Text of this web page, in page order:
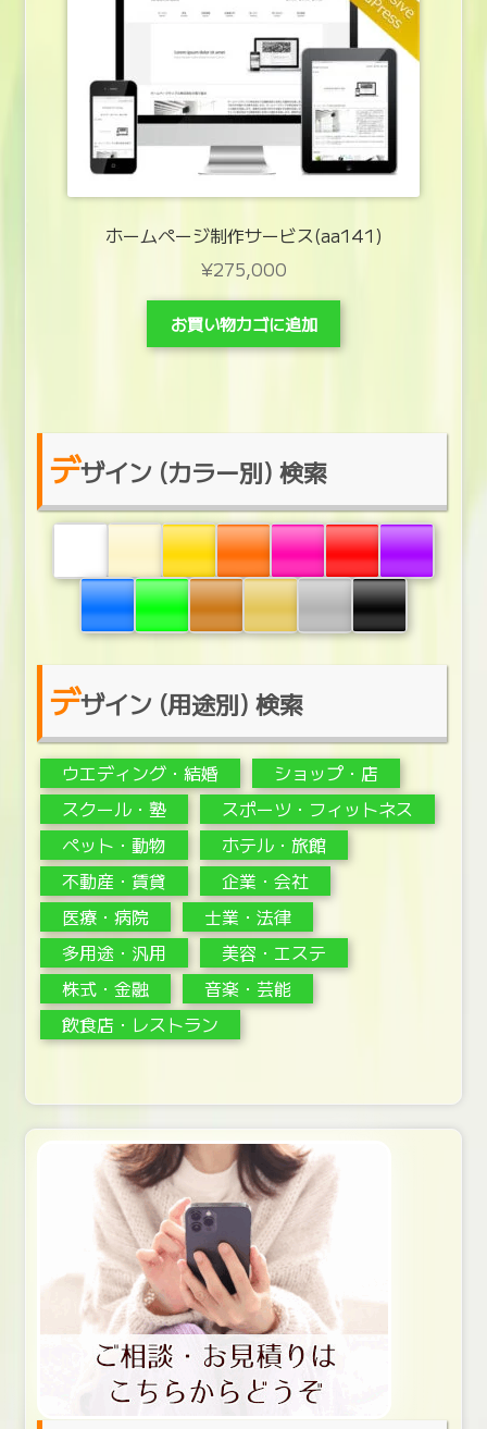
ホームページ制作サービス(aa141)
¥275,000
お買い物カゴに追加
デザイン (カラー別) 検索
デザイン (用途別) 検索
ウエディング・結婚
ショップ・店
スクール・塾
スポーツ・フィットネス
ペット・動物
ホテル・旅館
不動産・賃貸
企業・会社
医療・病院
士業・法律
多用途・汎用
美容・エステ
株式・金融
音楽・芸能
飲食店・レストラン